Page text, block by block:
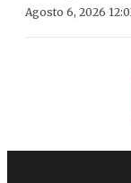
Agosto 6, 2026